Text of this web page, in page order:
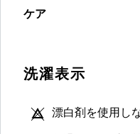
ケア
洗濯表示
漂白剤を使用し